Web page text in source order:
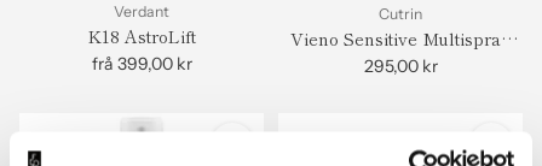
Verdant
K18 AstroLift
frå 399,00 kr
Cutrin
Vieno Sensitive Multispray
(200ml)
295,00 kr